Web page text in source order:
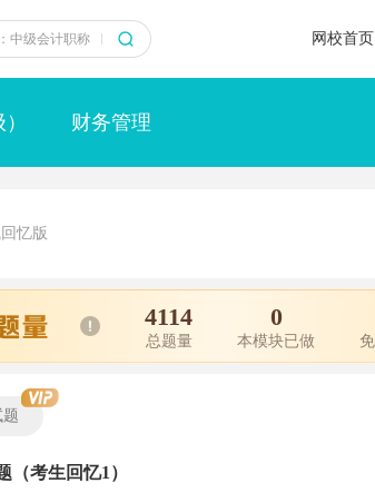
网校首页
财务管理
忆版
4114
总题量
0
本模块已做
（考生回忆1）